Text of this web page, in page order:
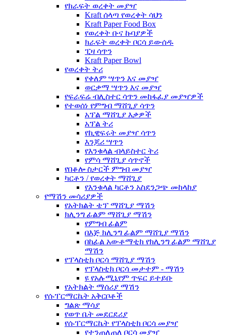
የክራፍት ወረቀት መያዣ
Kraft ሰላጣ የወረቀት ሳህን
Kraft Paper Food Box
የወረቀት ቡና ኩባያዎች
ክራፍት ወረቀት ቦርሳ ይውሰዱ
ፒዛ ሳጥን
Kraft Paper Bowl
የወረቀት ትሪ
የቀለም ሣጥን እና መያዣ
ወርቃማ ሣጥን እና መያዣ
የፍራፍሬ ብሊስተር ሳጥን መከፋፈያ መያዣዎች
የተወሰነ የምግብ ማሸጊያ ሳጥን
አፕል ማሸጊያ እቃዎች
አፕል ትሪ
የኪዊፍሩት መያዣ ሳጥን
እንጆሪ ሣጥን
የእንቁላል ብላይስተር ትሪ
የምሳ ማሸጊያ ሳጥኖች
የበቆሎ ስታርች ምግብ መያዣ
ካርቶን / የወረቀት ማሸጊያ
የእንቁላል ካርቶን አስደንጋጭ መከላከያ
የማሽን መሳሪያዎች
የአትክልት ቴፕ ማሸጊያ ማሽን
ክሊንግ ፊልም ማሸጊያ ማሽን
የምግብ ፊልም
በእጅ ክሊንግ ፊልም ማሸጊያ ማሽን
በከፊል አውቶማቲክ የክሊንግ ፊልም ማሸጊያ
ማሽን
የፕላስቲክ ቦርሳ ማሸጊያ ማሽን
የፕላስቲክ ቦርሳ መታተም - ማሽን
ዩ የአሉሚኒየም ጥፍር ይተይቡ
የአትክልት ማሰሪያ ማሽን
የሱፐርማርኬት አቅርቦቶች
ግልጽ ማሳያ
የወጥ ቤት መደርደሪያ
የሱፐርማርኬት የፕላስቲክ ቦርሳ መያዣ
የተንጠለጠለ ቦርሳ መያዣ